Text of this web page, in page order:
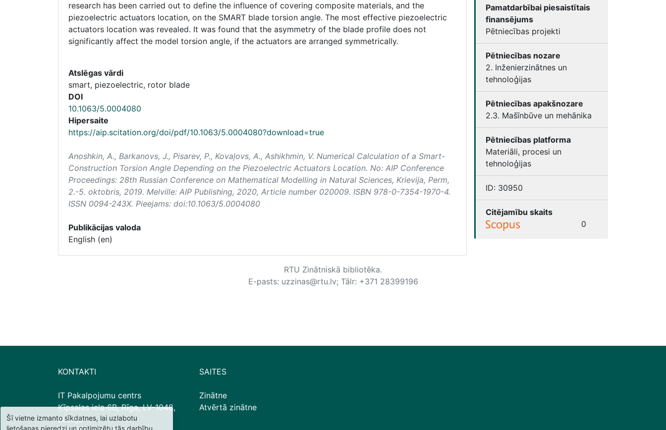
research has been carried out to define the influence of covering composite materials, and the
piezoelectric actuators location, on the SMART blade torsion angle. The most effective piezoelectric
actuators location was revealed. It was found that the asymmetry of the blade profile does not
significantly affect the model torsion angle, if the actuators are arranged symmetrically.
Atslēgas vārdi
smart, piezoelectric, rotor blade
DOI
10.1063/5.0004080
Hipersaite
https://aip.scitation.org/doi/pdf/10.1063/5.0004080?download=true
Anoshkin, A., Barkanovs, J., Pisarev, P., Kovaļovs, A., Ashikhmin, V. Numerical Calculation of a Smart-
Construction Torsion Angle Depending on the Piezoelectric Actuators Location. No: AIP Conference
Proceedings: 28th Russian Conference on Mathematical Modelling in Natural Sciences, Krievija, Perm,
2.-5. oktobris, 2019. Melville: AIP Publishing, 2020, Article number 020009. ISBN 978-0-7354-1970-4.
ISSN 0094-243X. Pieejams: doi:10.1063/5.0004080
Publikācijas valoda
English (en)
Pamatdarbībai piesaistītais
finansējums
Pētniecības projekti
Pētniecības nozare
2. Inženierzinātnes un
tehnoloģijas
Pētniecības apakšnozare
2.3. Mašīnbūve un mehānika
Pētniecības platforma
Materiāli, procesi un
tehnoloģijas
ID: 30950
Citējamību skaits
0
RTU Zinātniskā bibliotēka.
E-pasts: uzzinas@rtu.lv; Tālr: +371 28399196
KONTAKTI
IT Pakalpojumu centrs
Ķīpsalas iela 6B, Rīga, LV-1048,
Latvija
SAITES
Zinātne
Atvērtā zinātne
Šī vietne izmanto sīkdatnes, lai uzlabotu
lietošanas pieredzi un optimizētu tās darbību.